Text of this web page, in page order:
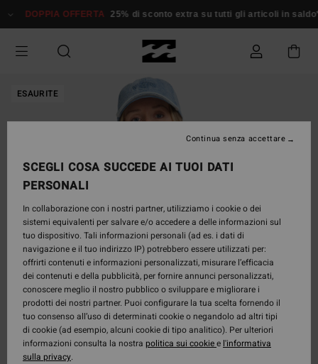
alle
prodotto
DOPPIA OFFERTA 25% di sconto extra su tutti gli articoli in saldo*
ESAURITE
SCEGLI COSA SUCCEDE AI TUOI DATI
PERSONALI
In collaborazione con i nostri partner, utilizziamo i cookie o dei
sistemi equivalenti per salvare e/o accedere a delle informazioni sul
tuo dispositivo. Tali informazioni personali (ad es. i dati di
navigazione e il tuo indirizzo IP) potrebbero essere utilizzati per:
offrirti contenuti e informazioni personalizzati, misurare l’efficacia
dei contenuti e della pubblicità, per fornire annunci personalizzati,
conoscere meglio il nostro pubblico o sviluppare e migliorare i
prodotti dei nostri partner. Puoi configurare la tua scelta fornendo il
tuo consenso all’uso di determinati cookie o negandolo ad altri tipi
di cookie (ad esempio, alcuni cookie di tipo analitico). Per ulteriori
informazioni consulta la nostra politica sui cookiee l'informativa
sulla privacy.
Continua senza accettare